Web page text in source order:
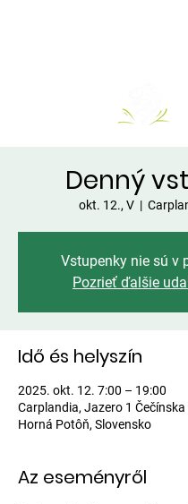
Denný
okt. 12., V
  |
Vstupenky nie sú v
Pozrieť ďalšie
Idő és helyszín
2025. okt. 12. 7:00 – 19:00
Carplandia, Jazero 1
Horná Potôň, Slovensko
Az eseményről